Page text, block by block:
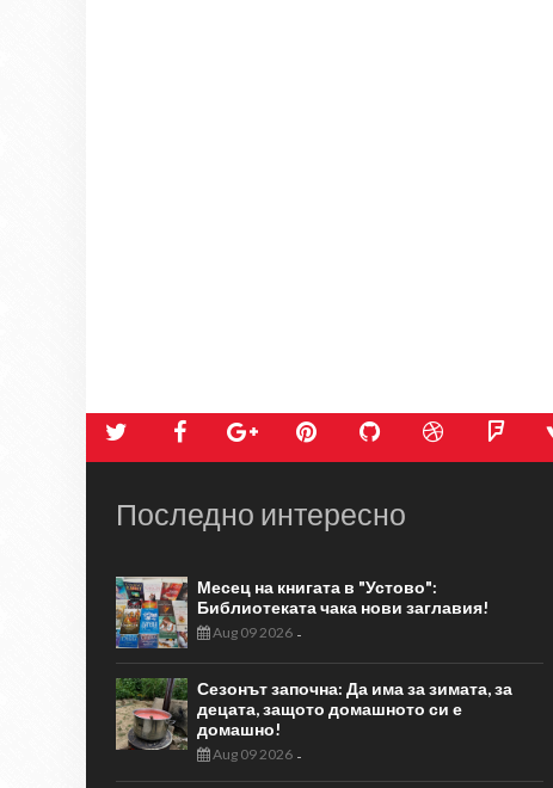
Последно интересно
Месец на книгата в "Устово":
Библиотеката чака нови заглавия!
Aug 09 2026 -
Сезонът започна: Да има за зимата, за
децата, защото домашното си е
домашно!
Aug 09 2026 -